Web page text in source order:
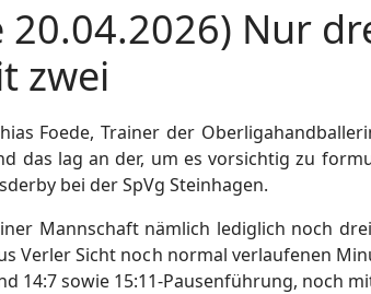
20.04.2026) Nur
zwei
Foede, Trainer der
das lag an der, um es vorsichtig zu
bei der SpVg Steinhagen.
Mannschaft nämlich lediglich noch
Verler Sicht noch normal verlaufenen
14:7 sowie 15:11-Pausenführung, noch